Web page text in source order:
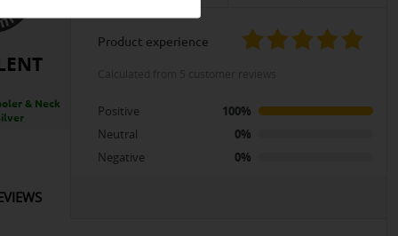
& Neck
product experience
Positive
100%
Neutral
0%
Negative
0%